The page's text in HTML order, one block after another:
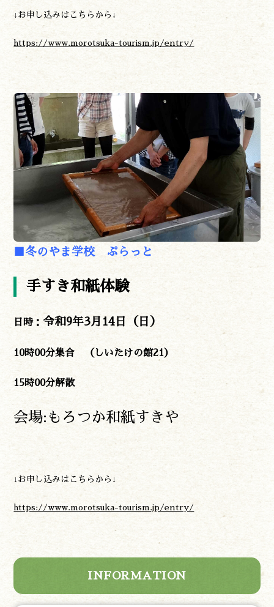
↓お申し込みはこちらから↓
https://www.morotsuka-tourism.jp/entry/
■冬のやま学校 ぷらっと
手すき和紙体験
日時： 令和9年3月14日（日）
10時00分集合 （しいたけの館21）
15時00分解散
会場:もろつか和紙すきや
↓お申し込みはこちらから↓
https://www.morotsuka-tourism.jp/entry/
INFORMATION